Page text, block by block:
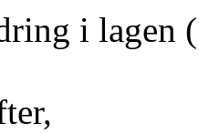
i lagen